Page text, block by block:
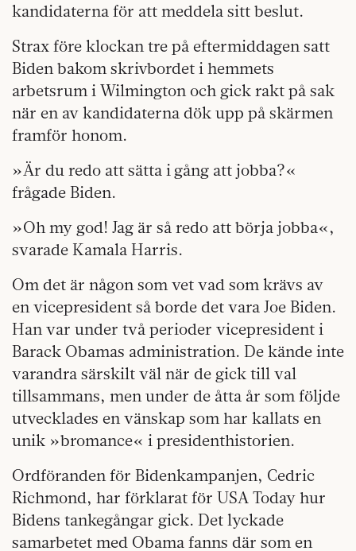
kandidaterna för att meddela sitt beslut.
Strax före klockan tre på eftermiddagen satt
Biden bakom skrivbordet i hemmets
arbetsrum i Wilmington och gick rakt på sak
när en av kandidaterna dök upp på skärmen
framför honom.
»Är du redo att sätta i gång att jobba?«
frågade Biden.
»Oh my god! Jag är så redo att börja jobba«,
svarade Kamala Harris.
Om det är någon som vet vad som krävs av
en vicepresident så borde det vara Joe Biden.
Han var under två perioder vicepresident i
Barack Obamas administration. De kände inte
varandra särskilt väl när de gick till val
tillsammans, men under de åtta år som följde
utvecklades en vänskap som har kallats en
unik »bromance« i presidenthistorien.
Ordföranden för Bidenkampanjen, Cedric
Richmond, har förklarat för USA Today hur
Bidens tankegångar gick. Det lyckade
samarbetet med Obama fanns där som en